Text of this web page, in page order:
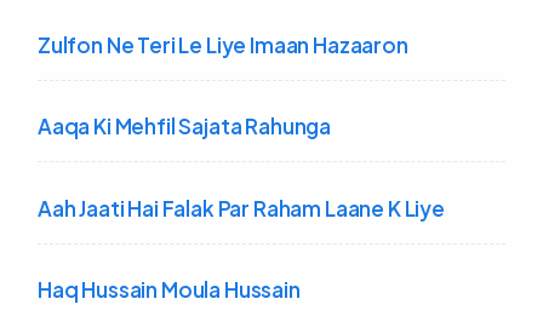
Zulfon Ne Teri Le Liye Imaan Hazaaron
Aaqa Ki Mehfil Sajata Rahunga
Aah Jaati Hai Falak Par Raham Laane K Liye
Haq Hussain Moula Hussain